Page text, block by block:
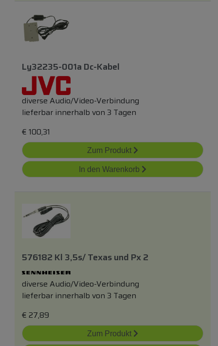
Ly32235-001a Dc-Kabel
diverse Audio/Video-Verbindung
lieferbar innerhalb von 3 Tagen
€ 100,31
Zum Produkt
In den Warenkorb
576182 Kl 3,5s/ Texasund Px 2
diverse Audio/Video-Verbindung
lieferbar innerhalb von 3 Tagen
€ 27,89
Zum Produkt